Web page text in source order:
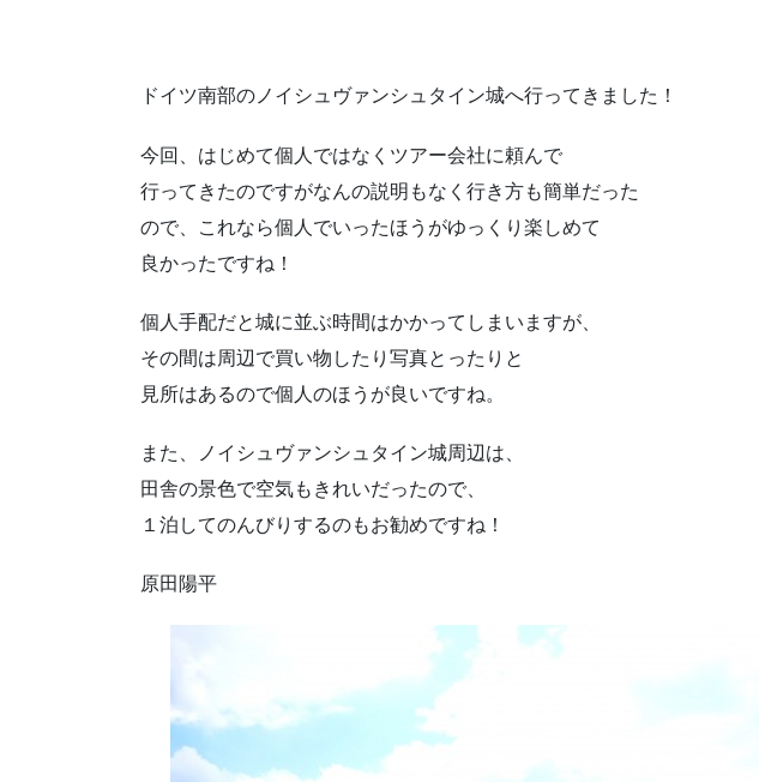
ドイツ南部のノイシュヴァンシュタイン城へ行ってきました！
今回、はじめて個人ではなくツアー会社に頼んで
行ってきたのですがなんの説明もなく行き方も簡単だった
ので、これなら個人でいったほうがゆっくり楽しめて
良かったですね！
個人手配だと城に並ぶ時間はかかってしまいますが、
その間は周辺で買い物したり写真とったりと
見所はあるので個人のほうが良いですね。
また、ノイシュヴァンシュタイン城周辺は、
田舎の景色で空気もきれいだったので、
１泊してのんびりするのもお勧めですね！
原田陽平